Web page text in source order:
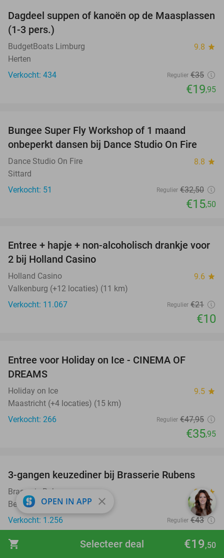
shopping_cart €19,50
Selecteer deal
43%
Dagdeel suppen of kanoën op de Maasplassen
(1-3 pers.)
BudgetBoats Limburg 9.8 star
Herten
Verkocht: 434
Regulier €35
€19,95
Bungee Super Fly Workshop of 1 maand
onbeperkt dansen bij Dance Studio On Fire
Dance Studio On Fire 8.8 star
Sittard
Verkocht: 51
Regulier €32,50
€15,50
52%
Entree + hapje + non-alcoholisch drankje voor
2 bij Holland Casino
Holland Casino 9.6 star
Valkenburg (+12 locaties) (11 km)
Verkocht: 11.067
Regulier €21
€10
Entree voor Holiday on Ice - CINEMA OF
DREAMS
Holiday on Ice 9.5 star
Maastricht (+4 locaties) (15 km)
Verkocht: 266
Regulier €47,95
€35,95
42%
3-gangen keuzediner bij Brasserie Rubens
Brasserie Rubens 9.5star
Beek
Verkocht: 1.256
Regulier €43
€24
favorite_border
OPEN IN APP close